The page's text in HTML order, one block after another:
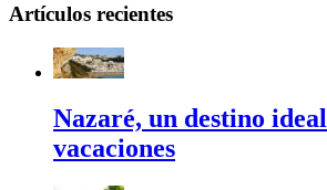
Artículos recientes
Nazaré, un destino
vacaciones